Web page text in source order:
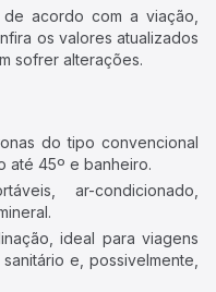
acordo com a viação,
os valores atualizados
sofrer alterações.
do tipo convencional
até 45º e banheiro.
ar-condicionado,
ideal para viagens
e, possivelmente,